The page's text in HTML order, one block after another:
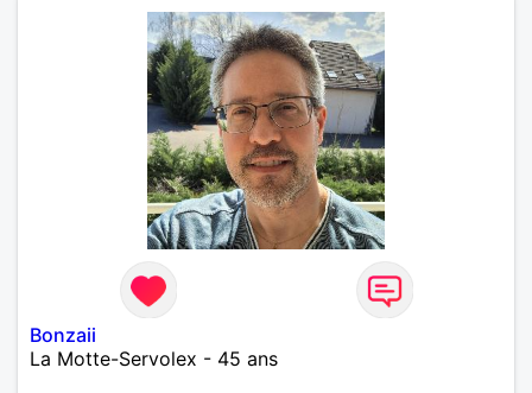
Bonzaii
La Motte-Servolex - 45 ans